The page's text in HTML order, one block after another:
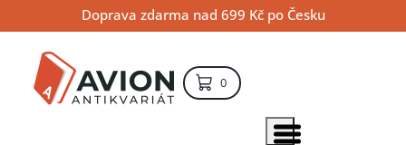
na
obsah
na
navigaci
na
vyhledávání
Doprava zdarma nad 699 Kč po Česku
0položek – košík
Zobrazit položky menu